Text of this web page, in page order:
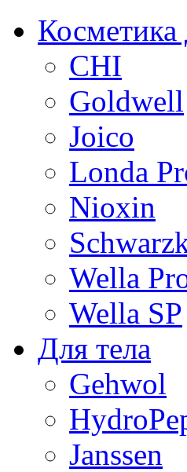
Косметика
CHI
Goldwell
Joico
Londa
Nioxin
Wella
Wella SP
Для тела
Gehwol
Janssen